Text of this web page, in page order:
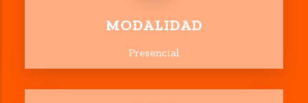
MODALIDAD
Presencial